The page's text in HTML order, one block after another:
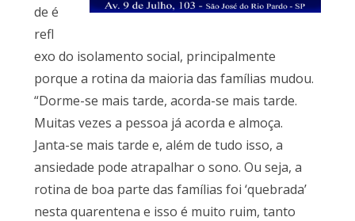
de é
refl
exo do isolamento social, principalmente
porque a rotina da maioria das famílias mudou.
“Dorme-se mais tarde, acorda-se mais tarde.
Muitas vezes a pessoa já acorda e almoça.
Janta-se mais tarde e, além de tudo isso, a
ansiedade pode atrapalhar o sono. Ou seja, a
rotina de boa parte das famílias foi ‘quebrada’
nesta quarentena e isso é muito ruim, tanto